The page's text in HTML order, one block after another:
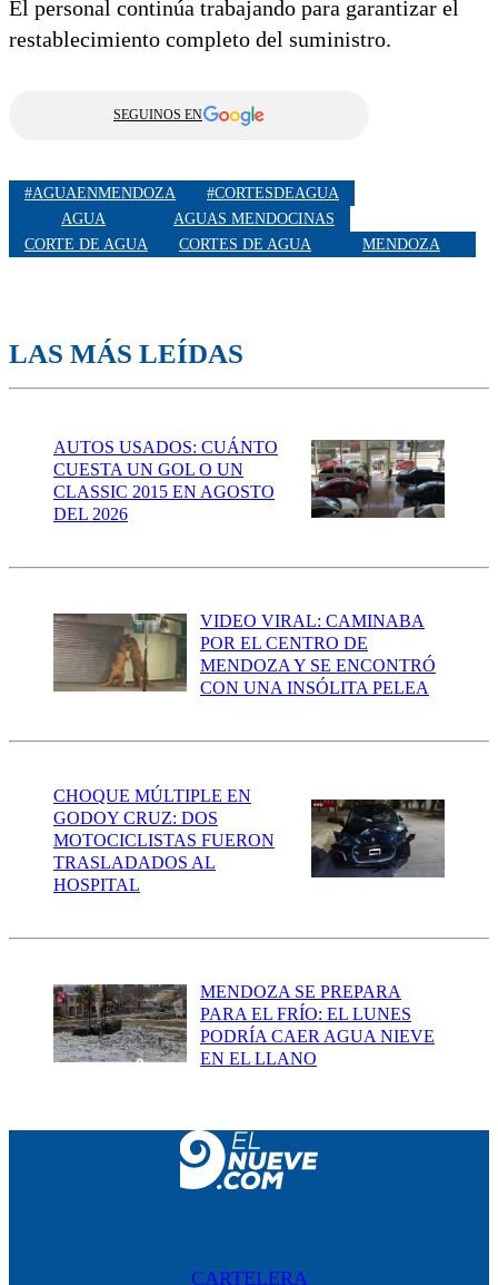
El personal continúa trabajando para garantizar el
restablecimiento completo del suministro.
SEGUINOS EN
#AGUAENMENDOZA
#CORTESDEAGUA
AGUA
AGUAS MENDOCINAS
CORTE DE AGUA
CORTES DE AGUA MENDOZA
LAS MÁS LEÍDAS
AUTOS USADOS: CUÁNTO
CUESTA UN GOL O UN
CLASSIC 2015 EN AGOSTO
DEL 2026
VIDEO VIRAL: CAMINABA
POR EL CENTRO DE
MENDOZA Y SE ENCONTRÓ
CON UNA INSÓLITA PELEA
CHOQUE MÚLTIPLE EN
GODOY CRUZ: DOS
MOTOCICLISTAS FUERON
TRASLADADOS AL
HOSPITAL
MENDOZA SE PREPARA
PARA EL FRÍO: EL LUNES
PODRÍA CAER AGUA NIEVE
EN EL LLANO
CARTELERA